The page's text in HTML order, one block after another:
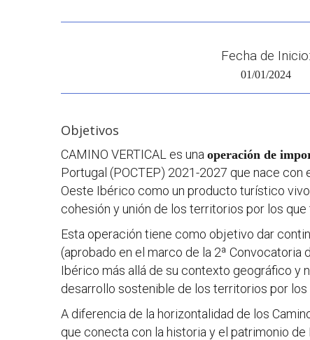
Fecha de Inicio:
01/01/2024
Objetivos
CAMINO VERTICAL es una operación de
Portugal (POCTEP) 2021-2027 que nace
Oeste Ibérico como un producto turístico
cohesión y unión de los territorios por los que
Esta operación tiene como objetivo dar
(aprobado en el marco de la 2ª
Ibérico más allá de su contexto geográfico y
desarrollo sostenible de los territorios por
A diferencia de la horizontalidad de los
que conecta con la historia y el patrimonio